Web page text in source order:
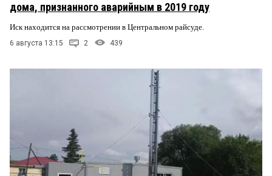
дома, признанного аварийным в 2019 году
Иск находится на рассмотрении в Центральном райсуде.
6 августа 13:15 2 439